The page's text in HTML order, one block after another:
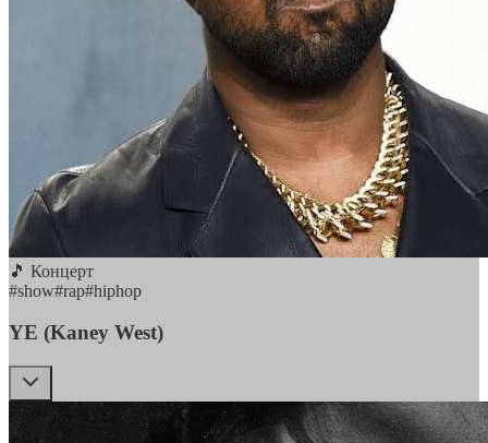
🎵 Концерт
#show#rap#hiphop
YE (Kaney West)